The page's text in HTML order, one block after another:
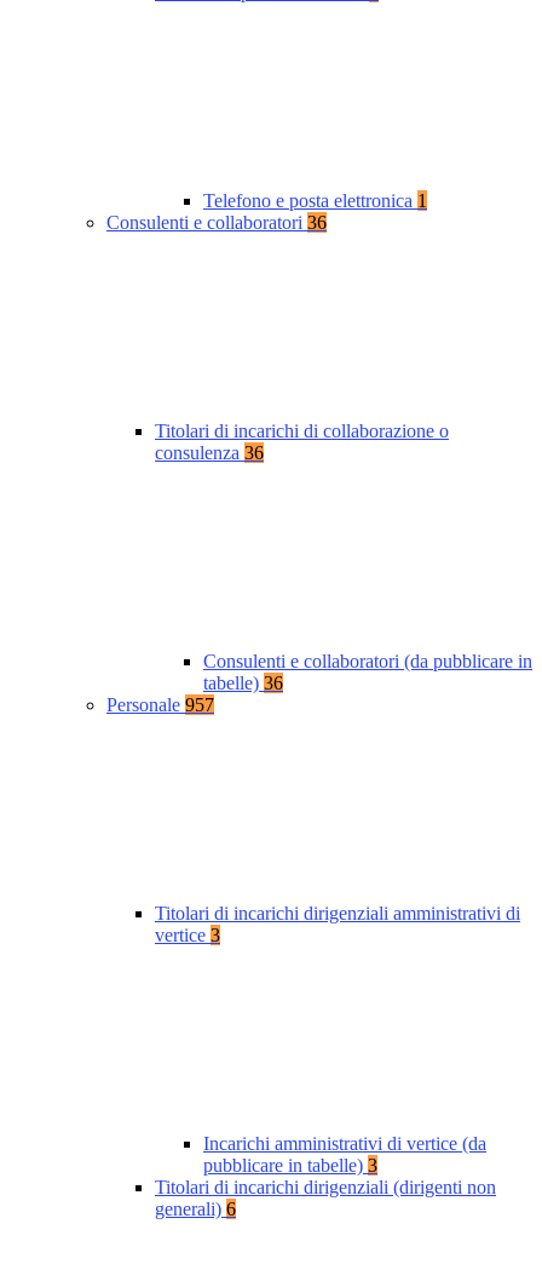
Telefono e posta elettronica 1
Consulenti e collaboratori 36
Titolari di incarichi di collaborazione o
consulenza 36
Consulenti e collaboratori (da pubblicare in
tabelle) 36
Personale 957
Titolari di incarichi dirigenziali amministrativi di
vertice 3
Incarichi amministrativi di vertice (da
pubblicare in tabelle) 3
Titolari di incarichi dirigenziali (dirigenti non
generali) 6